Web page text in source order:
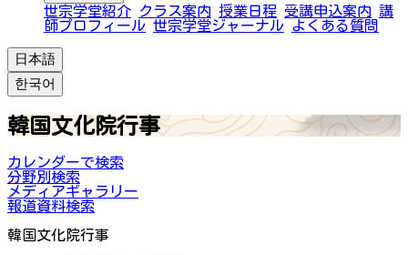
世宗学堂紹介 クラス案内 授業日程 受講申込案内 講
師プロフィール 世宗学堂ジャーナル よくある質問
日本語
한국어
韓国文化院行事
カレンダーで検索
分野別検索
メディアギャラリー
報道資料検索
韓国文化院行事